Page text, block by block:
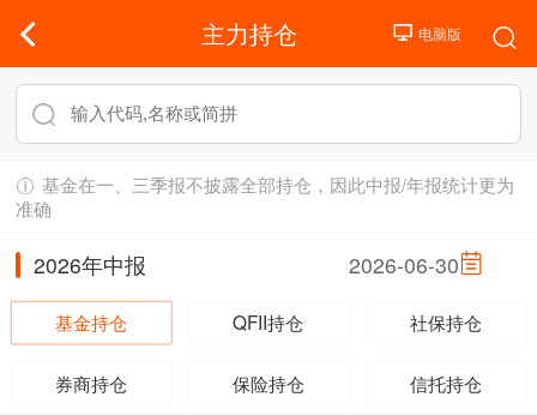
主力持仓
基金在一、三季报不披露全部持仓，因此中报/年报统计更为
准确
2026年中报 2026-06-30
基金持仓 QFII持仓 社保持仓
券商持仓 保险持仓 信托持仓